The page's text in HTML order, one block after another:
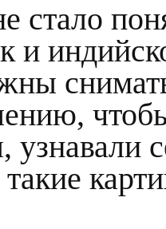
стало
и
узнавали